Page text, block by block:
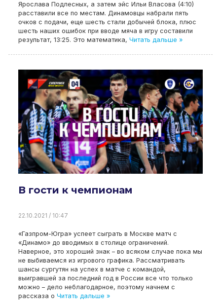
Ярослава Подлесных, а затем эйс Ильи Власова (4:10)
расставили все по местам. Динамовцы набрали пять
очков с подачи, еще шесть стали добычей блока, плюс
шесть наших ошибок при вводе мяча в игру составили
результат, 13:25. Это математика, Читать дальше »
В гости к чемпионам
22.10.2021 / 10:47
«Газпром-Югра» успеет сыграть в Москве матч с
«Динамо» до вводимых в столице ограничений.
Наверное, это хороший знак – во всяком случае пока мы
не выбиваемся из игрового графика. Рассматривать
шансы сургутян на успех в матче с командой,
выигравшей за последний год в России все что только
можно – дело неблагодарное, поэтому начнем с
рассказа о Читать дальше »